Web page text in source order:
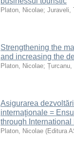
Platon, Nicolae; Juraveli,
Strengthening the
and increasing the
Platon, Nicolae; Țurcanu,
Asigurarea
internaţionale =
through International
Platon, Nicolae (Editura